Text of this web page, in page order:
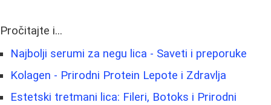
Pročitajte i...
Najbolji serumi za negu lica - Saveti i preporuke
Kolagen - Prirodni Protein Lepote i Zdravlja
Estetski tretmani lica: Fileri, Botoks i Prirodni